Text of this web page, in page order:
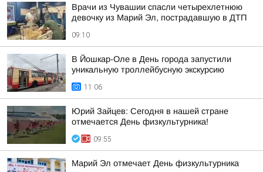
Врачи из Чувашии спасли четырехлетнюю
девочку из Марий Эл, пострадавшую в ДТП
09:10
В Йошкар-Оле в День города запустили
уникальную троллейбусную экскурсию
11:06
Юрий Зайцев: Сегодня в нашей стране
отмечается День физкультурника!
09:55
Марий Эл отмечает День физкультурника